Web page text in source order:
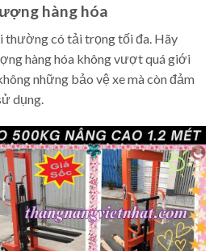
hàng hóa
thường có tải trọng tối đa. Hãy
hàng hóa không vượt quá giới
những bảo vệ xe mà còn đảm
dụng.